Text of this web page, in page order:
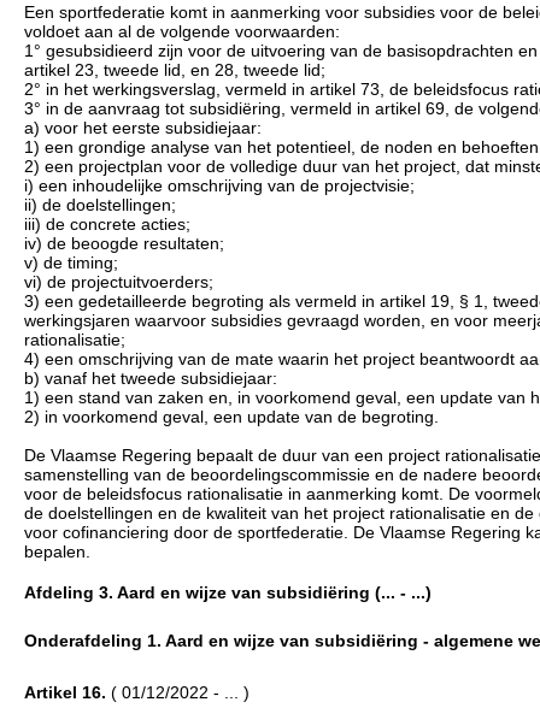
Een sportfederatie komt in aanmerking voor subsidies voor de
voldoet aan al de volgende voorwaarden:
1° gesubsidieerd zijn voor de uitvoering van de basisopdrachten
artikel 23, tweede lid, en 28, tweede lid;
2° in het werkingsverslag, vermeld in artikel 73, de beleidsfocus
3° in de aanvraag tot subsidiëring, vermeld in artikel 69, de
a) voor het eerste subsidiejaar:
1) een grondige analyse van het potentieel, de noden en
2) een projectplan voor de volledige duur van het project, dat
i) een inhoudelijke omschrijving van de projectvisie;
ii) de doelstellingen;
iii) de concrete acties;
iv) de beoogde resultaten;
v) de timing;
vi) de projectuitvoerders;
3) een gedetailleerde begroting als vermeld in artikel 19, § 1,
werkingsjaren waarvoor subsidies gevraagd worden, en voor
rationalisatie;
4) een omschrijving van de mate waarin het project beantwoordt
b) vanaf het tweede subsidiejaar:
1) een stand van zaken en, in voorkomend geval, een update van
2) in voorkomend geval, een update van de begroting.
De Vlaamse Regering bepaalt de duur van een project
samenstelling van de beoordelingscommissie en de nadere
voor de beleidsfocus rationalisatie in aanmerking komt. De
de doelstellingen en de kwaliteit van het project rationalisatie en
voor cofinanciering door de sportfederatie. De Vlaamse Regering
bepalen.
Afdeling 3. Aard en wijze van subsidiëring (... - ...)
Onderafdeling 1. Aard en wijze van subsidiëring - algemene
Artikel 16. ( 01/12/2022 - ... )